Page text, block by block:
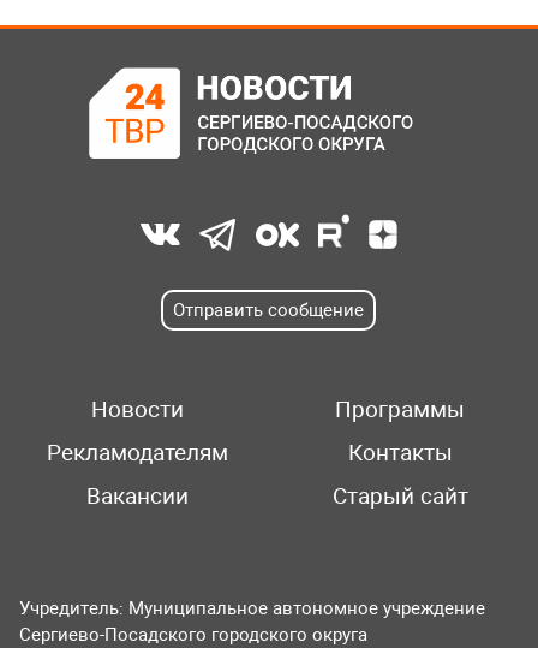
Отправить сообщение
Новости
Программы
Рекламодателям
Контакты
Вакансии
Старый сайт
Учредитель: Муниципальное автономное учреждение
Сергиево-Посадского городского округа